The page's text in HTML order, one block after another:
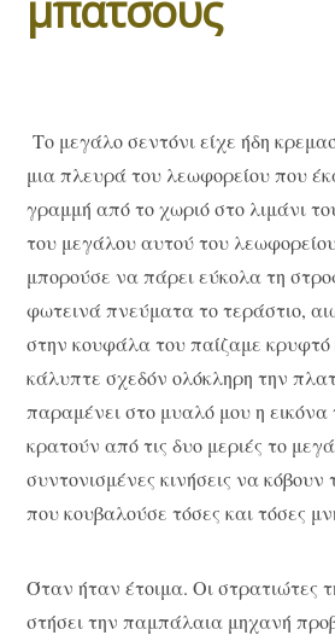
Το μεγάλο σεντόνι είχε ήδη
μια πλευρά του λεωφορείου που
γραμμή από το χωριό στο λιμάνι
του μεγάλου αυτού του λεωφορείου
μπορούσε να πάρει εύκολα τη
φωτεινά πνεύματα το τεράστιο,
στην κουφάλα του παίζαμε κρυφτό
κάλυπτε σχεδόν ολόκληρη την
παραμένει στο μυαλό μου η
κρατούν από τις δυο μεριές το
συντονισμένες κινήσεις να κόβουν
που κουβαλούσε τόσες και τόσες
Όταν ήταν έτοιμα. Οι στρατιώτες
στήσει την παμπάλαια μηχανή